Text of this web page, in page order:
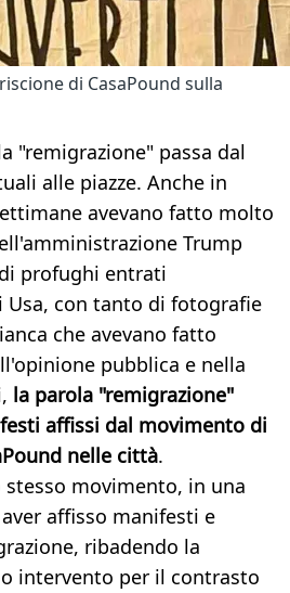
di CasaPound sulla
"remigrazione" passa dal
alle piazze. Anche in
avevano fatto molto
Trump
profughi entrati
con tanto di fotografie
che avevano fatto
pubblica e nella
la parola "remigrazione"
affissi dal movimento di
nelle città.
movimento, in una
affisso manifesti e
ribadendo la
intervento per il contrasto